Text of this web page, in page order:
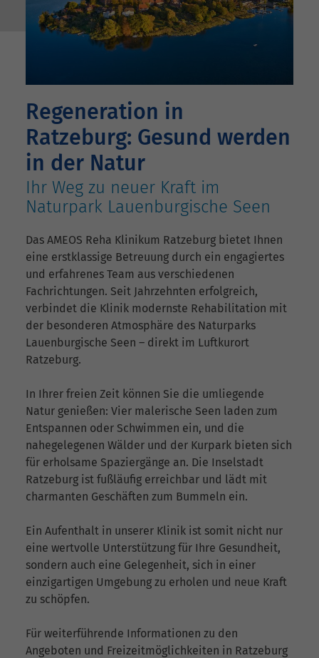
Regeneration in
Ratzeburg: Gesund werden
in der Natur
Ihr Weg zu neuer Kraft im
Naturpark Lauenburgische Seen
Das AMEOS Reha Klinikum Ratzeburg bietet Ihnen
eine erstklassige Betreuung durch ein engagiertes
und erfahrenes Team aus verschiedenen
Fachrichtungen. Seit Jahrzehnten erfolgreich,
verbindet die Klinik modernste Rehabilitation mit
der besonderen Atmosphäre des Naturparks
Lauenburgische Seen – direkt im Luftkurort
Ratzeburg.
In Ihrer freien Zeit können Sie die umliegende
Natur genießen: Vier malerische Seen laden zum
Entspannen oder Schwimmen ein, und die
nahegelegenen Wälder und der Kurpark bieten sich
für erholsame Spaziergänge an. Die Inselstadt
Ratzeburg ist fußläufig erreichbar und lädt mit
charmanten Geschäften zum Bummeln ein.
Ein Aufenthalt in unserer Klinik ist somit nicht nur
eine wertvolle Unterstützung für Ihre Gesundheit,
sondern auch eine Gelegenheit, sich in einer
einzigartigen Umgebung zu erholen und neue Kraft
zu schöpfen.
Für weiterführende Informationen zu den
Angeboten und Freizeitmöglichkeiten in Ratzeburg